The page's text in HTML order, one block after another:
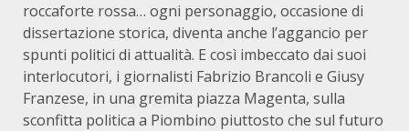
roccaforte rossa… ogni personaggio, occasione di
dissertazione storica, diventa anche l’aggancio per
spunti politici di attualità. E così imbeccato dai suoi
interlocutori, i giornalisti Fabrizio Brancoli e Giusy
Franzese, in una gremita piazza Magenta, sulla
sconfitta politica a Piombino piuttosto che sul futuro